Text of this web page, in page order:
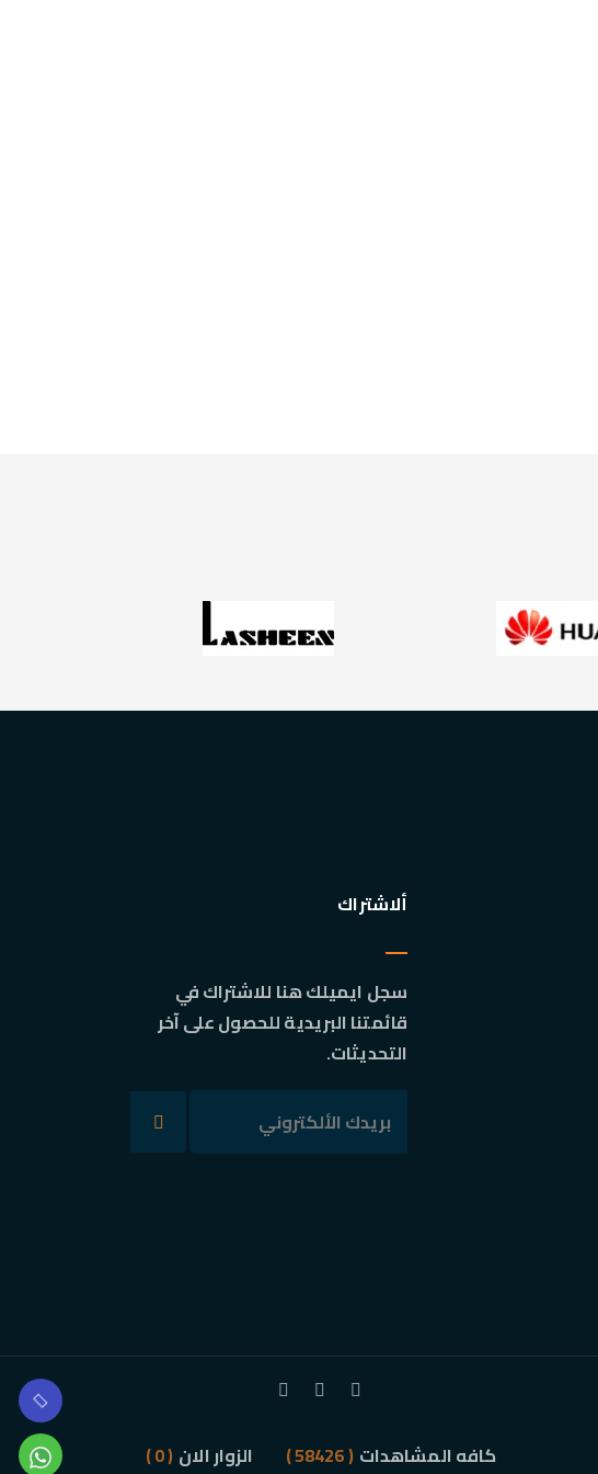
ألاشتراك
سجل ايميلك هنا للاشتراك في
قائمتنا البريدية للحصول على آخر
التحديثات.
كافه المشاهدات ( 58426 ) الزوار الان ( 0 )